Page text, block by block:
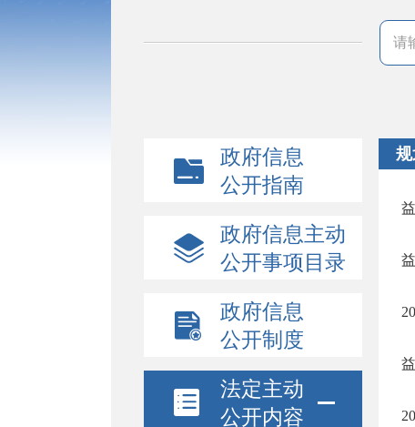
政府信息
公开指南
政府信息主动
公开事项目录
政府信息
公开制度
法定主动
公开内容
规